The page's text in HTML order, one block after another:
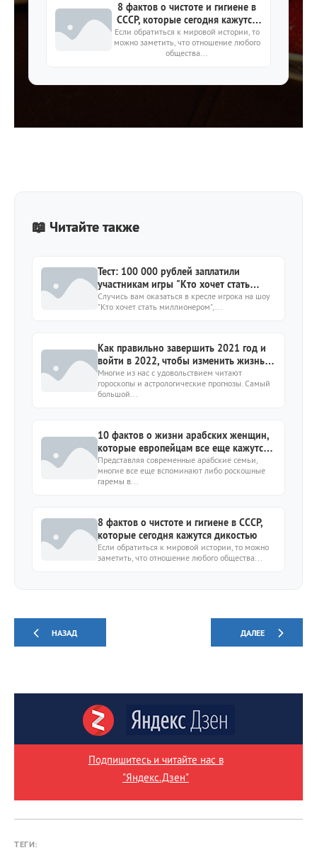
8 фактов о чистоте и гигиене в
СССР, которые сегодня кажутся
дикостью
Если обратиться к мировой истории, то
можно заметить, что отношение любого
общества...
📖 Читайте также
Тест: 100 000 рублей заплатили
участникам игры "Кто хочет стать
миллионером" за каждый из этих
вопросов
Случись вам оказаться в кресле игрока на шоу
"Кто хочет стать миллионером",...
Как правильно завершить 2021 год и
войти в 2022, чтобы изменить жизнь к
лучшему?
Многие из нас с удовольствием читают
гороскопы и астрологические прогнозы. Самый
большой...
10 фактов о жизни арабских женщин,
которые европейцам все еще кажутся
выдумкой
Представляя современные арабские семьи,
многие все еще вспоминают либо роскошные
гаремы в...
8 фактов о чистоте и гигиене в СССР,
которые сегодня кажутся дикостью
Если обратиться к мировой истории, то можно
заметить, что отношение любого общества...
НАЗАД ДАЛЕЕ
Подпишитесь и читайте нас в
"Яндекс.Дзен"
ТЕГИ: